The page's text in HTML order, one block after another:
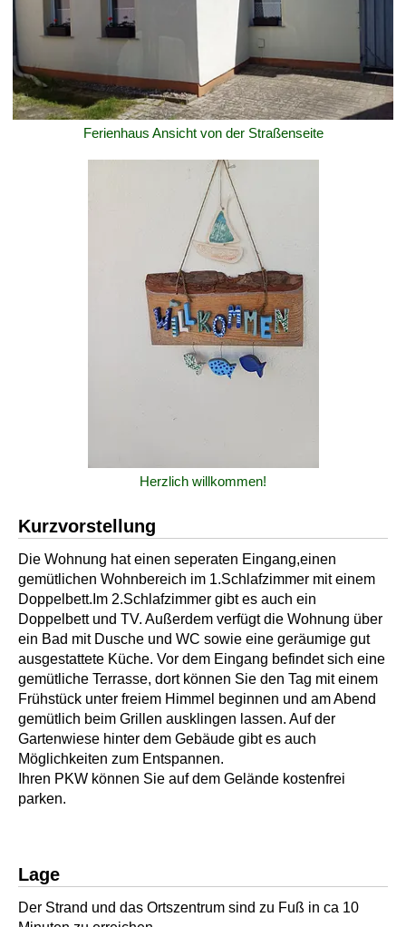
Ferienhaus Ansicht von der Straßenseite
Herzlich willkommen!
Kurzvorstellung
Die Wohnung hat einen seperaten Eingang,einen
gemütlichen Wohnbereich im 1.Schlafzimmer mit einem
Doppelbett.Im 2.Schlafzimmer gibt es auch ein
Doppelbett und TV. Außerdem verfügt die Wohnung über
ein Bad mit Dusche und WC sowie eine geräumige gut
ausgestattete Küche. Vor dem Eingang befindet sich eine
gemütliche Terrasse, dort können Sie den Tag mit einem
Frühstück unter freiem Himmel beginnen und am Abend
gemütlich beim Grillen ausklingen lassen. Auf der
Gartenwiese hinter dem Gebäude gibt es auch
Möglichkeiten zum Entspannen.
Ihren PKW können Sie auf dem Gelände kostenfrei
parken.
Lage
Der Strand und das Ortszentrum sind zu Fuß in ca 10